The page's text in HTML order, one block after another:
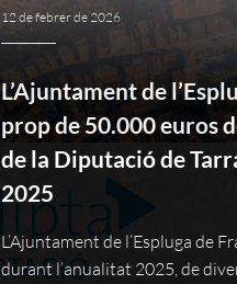
12 de febrer de 2026
L’Ajuntament de
prop de 50.000 euros
de la Diputació de
2025
L’Ajuntament de l’Espluga de
durant l’anualitat 2025, de